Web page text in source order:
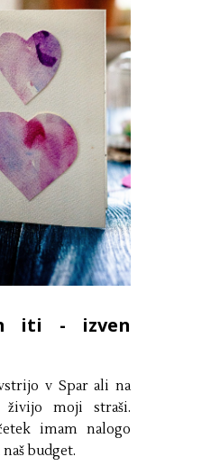
iti - izven
v Spar ali na
živijo moji straši.
imam nalogo
budget.